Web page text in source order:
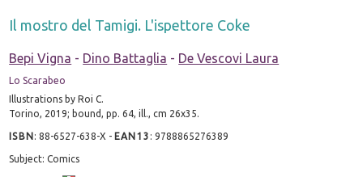
Il mostro del Tamigi. L'ispettore Coke
Bepi Vigna - Dino Battaglia - De Vescovi Laura
Lo Scarabeo
Illustrations by Roi C.
Torino, 2019; bound, pp. 64, ill., cm 26x35.
ISBN:88-6527-638-X - EAN13 :9788865276389
Subject: Comics